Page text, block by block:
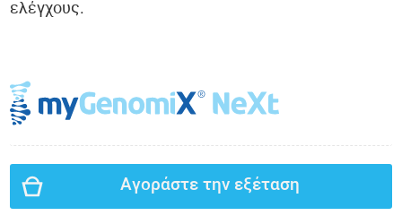
ελέγχους.
Αγοράστε την εξέταση